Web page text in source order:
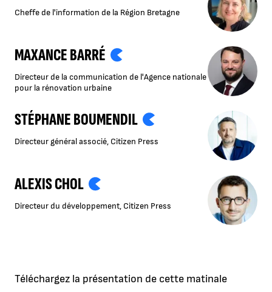
Cheffe de l'information de la Région Bretagne
MAXANCE BARRÉ
Directeur de la communication de l'Agence nationale
pour la rénovation urbaine
STÉPHANE BOUMENDIL
Directeur général associé, Citizen Press
ALEXIS CHOL
Directeur du développement, Citizen Press
Téléchargez la présentation de cette matinale